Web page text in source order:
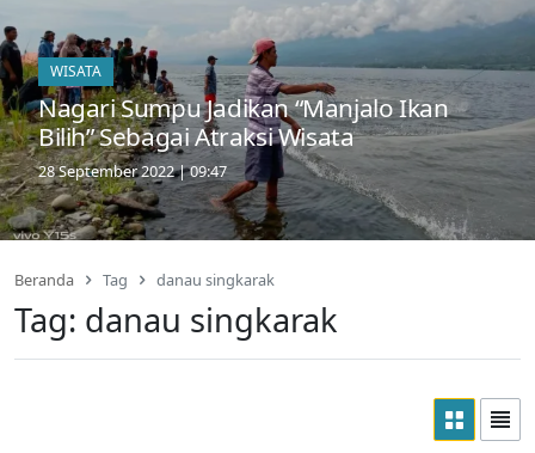
WISATA
Nagari Sumpu Jadikan “Manjalo Ikan
Bilih” Sebagai Atraksi Wisata
28 September 2022 | 09:47
Beranda Tag danau singkarak
Tag: danau singkarak